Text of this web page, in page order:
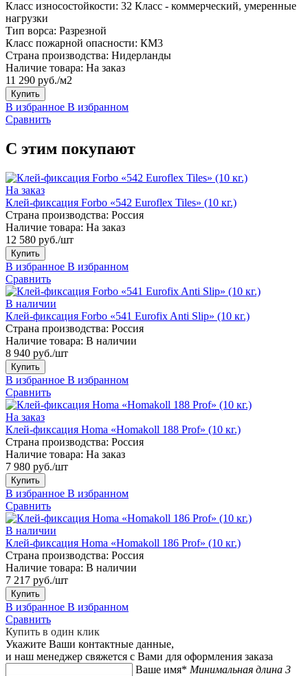
Класс износостойкости: 32 Класс - коммерческий, умеренные
нагрузки
Тип ворса: Разрезной
Класс пожарной опасности: КМ3
Страна производства: Нидерланды
Наличие товара: На заказ
11 290 руб./м2
Купить
В избранное В избранном
Сравнить
С этим покупают
На заказ
Клей-фиксация Forbo «542 Euroflex Tiles» (10 кг.)
Страна производства: Россия
Наличие товара: На заказ
12 580 руб./шт
Купить
В избранное В избранном
Сравнить
В наличии
Клей-фиксация Forbo «541 Eurofix Anti Slip» (10 кг.)
Страна производства: Россия
Наличие товара: В наличии
8 940 руб./шт
Купить
В избранное В избранном
Сравнить
На заказ
Клей-фиксация Homa «Homakoll 188 Prof» (10 кг.)
Страна производства: Россия
Наличие товара: На заказ
7 980 руб./шт
Купить
В избранное В избранном
Сравнить
В наличии
Клей-фиксация Homa «Homakoll 186 Prof» (10 кг.)
Страна производства: Россия
Наличие товара: В наличии
7 217 руб./шт
Купить
В избранное В избранном
Сравнить
Купить в один клик
Укажите Ваши контактные данные,
и наш менеджер свяжется с Вами для оформления заказа
Ваше имя* Минимальная длина 3